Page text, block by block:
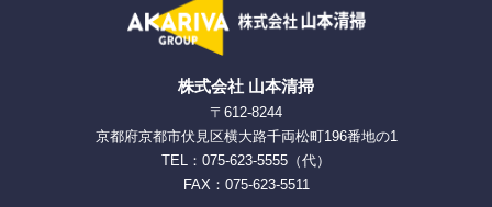
株式会社 山本清掃
〒612-8244
京都府京都市伏見区横大路千両松町196番地の1
TEL：075-623-5555（代）
FAX：075-623-5511